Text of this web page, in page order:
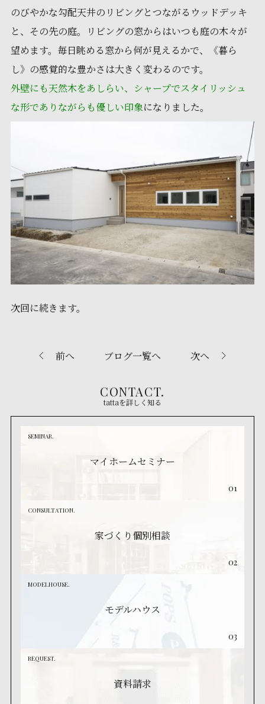
のびやかな勾配天井のリビングとつながるウッドデッキ
と、その先の庭。リビングの窓からはいつも庭の木々が
望めます。毎日眺める窓から何が見えるかで、《暮ら
し》の感覚的な豊かさは大きく変わるのです。
外壁にも天然木をあしらい、シャープでスタイリッシュ
な形でありながらも優しい印象になりました。
次回に続きます。
前へ ブログ一覧へ 次へ
CONTACT.
tattaを詳しく知る
SEMINAR.
マイホームセミナー
01
CONSULTATION.
家づくり個別相談
02
MODELHOUSE.
モデルハウス
03
REQUEST.
資料請求